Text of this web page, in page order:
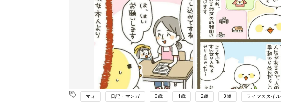
マォ 日記・マンガ 0歳 1歳 2歳 3歳 ライフスタイル